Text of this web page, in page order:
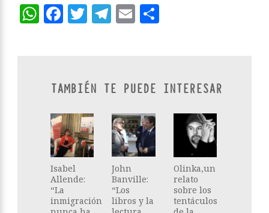
WhatsApp
Facebook
Twitter
Telegram
Email
TAMBIÉN TE PUEDE INTERESAR
Isabel
Allende:
“La
inmigración
John
Banville:
“Los
libros y la
Olinka,un
relato
sobre los
tentáculos